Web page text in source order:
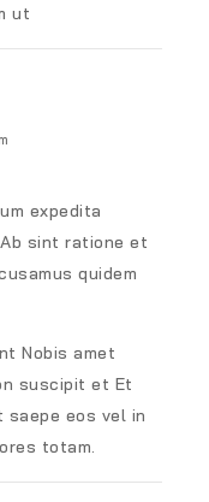
ut
expedita
sint ratione et
quidem
Nobis amet
suscipit et Et
saepe eos vel in
totam.